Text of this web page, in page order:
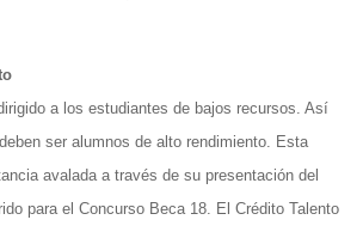
a los estudiantes de bajos recursos. Así
ser alumnos de alto rendimiento. Esta
avalada a través de su presentación del
para el Concurso Beca 18. El Crédito Talento